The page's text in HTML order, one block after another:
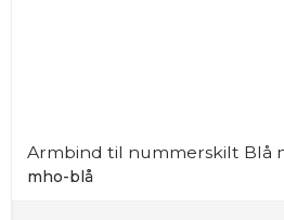
Armbind til nummerskilt Blå
mho-blå